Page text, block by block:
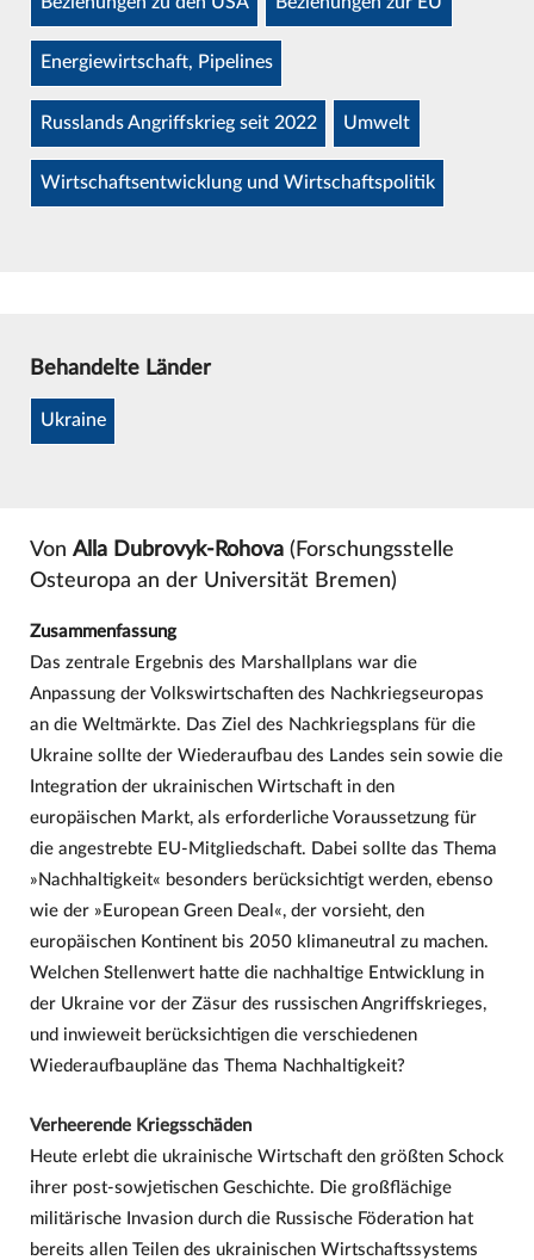
Energiewirtschaft, Pipelines
Russlands Angriffskrieg seit 2022 Umwelt
Wirtschaftsentwicklung und Wirtschaftspolitik
Behandelte Länder
Ukraine
Von Alla Dubrovyk-Rohova(Forschungsstelle
Osteuropa an der Universität Bremen)
Zusammenfassung
Das zentrale Ergebnis des Marshallplans war die
Anpassung der Volkswirtschaften des Nachkriegseuropas
an die Weltmärkte. Das Ziel des Nachkriegsplans für die
Ukraine sollte der Wiederaufbau des Landes sein sowie die
Integration der ukrainischen Wirtschaft in den
europäischen Markt, als erforderliche Voraussetzung für
die angestrebte EU-Mitgliedschaft. Dabei sollte das Thema
»Nachhaltigkeit« besonders berücksichtigt werden, ebenso
wie der »European Green Deal«, der vorsieht, den
europäischen Kontinent bis 2050 klimaneutral zu machen.
Welchen Stellenwert hatte die nachhaltige Entwicklung in
der Ukraine vor der Zäsur des russischen Angriffskrieges,
und inwieweit berücksichtigen die verschiedenen
Wiederaufbaupläne das Thema Nachhaltigkeit?
Verheerende Kriegsschäden
Heute erlebt die ukrainische Wirtschaft den größten Schock
ihrer post-sowjetischen Geschichte. Die großflächige
militärische Invasion durch die Russische Föderation hat
bereits allen Teilen des ukrainischen Wirtschaftssystems